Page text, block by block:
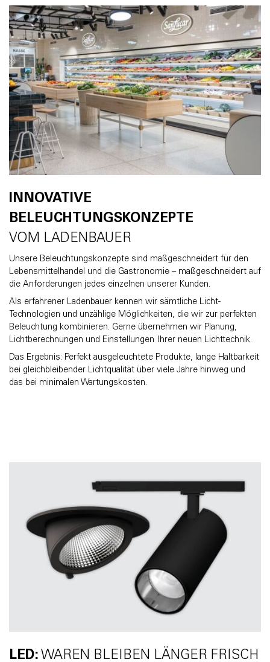
INNOVATIVE
BELEUCHTUNGSKONZEPTE
VOM LADENBAUER
Unsere Beleuchtungskonzepte sind maßgeschneidert für den
Lebensmittelhandel und die Gastronomie – maßgeschneidert auf
die Anforderungen jedes einzelnen unserer Kunden.
Als erfahrener Ladenbauer kennen wir sämtliche Licht-
Technologien und unzählige Möglichkeiten, die wir zur perfekten
Beleuchtung kombinieren. Gerne übernehmen wir Planung,
Lichtberechnungen und Einstellungen Ihrer neuen Lichttechnik.
Das Ergebnis: Perfekt ausgeleuchtete Produkte, lange Haltbarkeit
bei gleichbleibender Lichtqualität über viele Jahre hinweg und
das bei minimalen Wartungskosten.
LED: WAREN BLEIBEN LÄNGER FRISCH